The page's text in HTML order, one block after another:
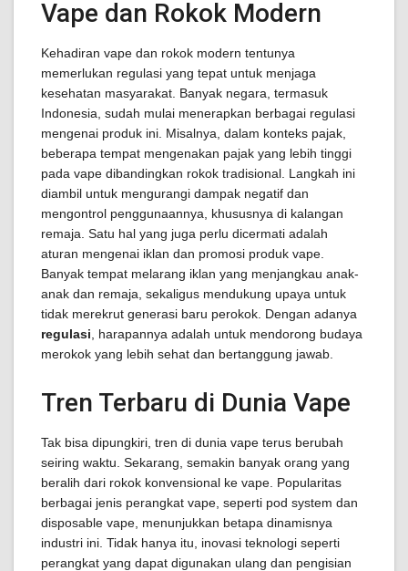
Vape dan Rokok Modern
Kehadiran vape dan rokok modern tentunya
memerlukan regulasi yang tepat untuk menjaga
kesehatan masyarakat. Banyak negara, termasuk
Indonesia, sudah mulai menerapkan berbagai regulasi
mengenai produk ini. Misalnya, dalam konteks pajak,
beberapa tempat mengenakan pajak yang lebih tinggi
pada vape dibandingkan rokok tradisional. Langkah ini
diambil untuk mengurangi dampak negatif dan
mengontrol penggunaannya, khususnya di kalangan
remaja. Satu hal yang juga perlu dicermati adalah
aturan mengenai iklan dan promosi produk vape.
Banyak tempat melarang iklan yang menjangkau anak-
anak dan remaja, sekaligus mendukung upaya untuk
tidak merekrut generasi baru perokok. Dengan adanya
regulasi , harapannya adalah untuk mendorong budaya
merokok yang lebih sehat dan bertanggung jawab.
Tren Terbaru di Dunia Vape
Tak bisa dipungkiri, tren di dunia vape terus berubah
seiring waktu. Sekarang, semakin banyak orang yang
beralih dari rokok konvensional ke vape. Popularitas
berbagai jenis perangkat vape, seperti pod system dan
disposable vape, menunjukkan betapa dinamisnya
industri ini. Tidak hanya itu, inovasi teknologi seperti
perangkat yang dapat digunakan ulang dan pengisian